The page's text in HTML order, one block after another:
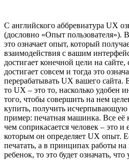
С английского аббревиатура UX
(дословно «Опыт пользователя»).
это означает опыт, который
взаимодействия с вашим
достигает конечной цели на
достигает совсем и тогда это
перерабатывать UX вашего сайта.
то UX – это то, насколько удобен
того, чтобы совершить на нем
купить, получить
пример: печатная машинка. Все
чем соприкасается человек – это и
которым он определяет UX опыт.
печатать, а в принципах работы на
ребенок, то это будет означать,